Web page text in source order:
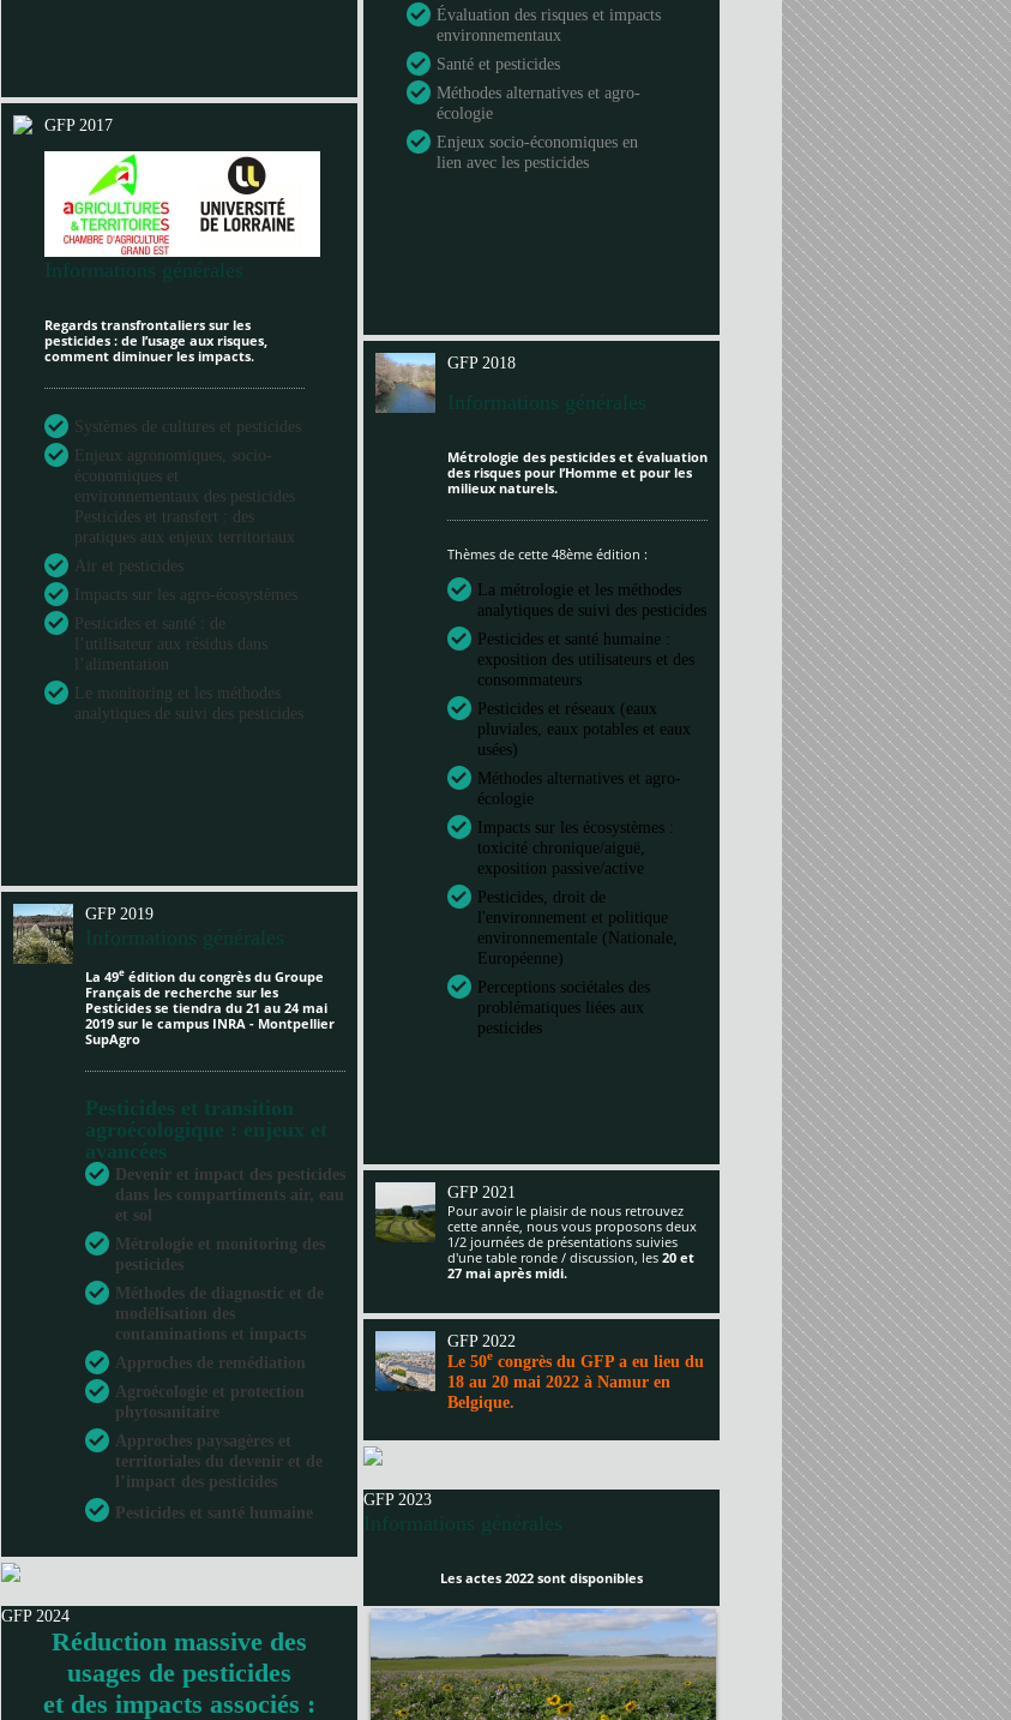
Évaluation des risques et impacts
environnementaux
Santé et pesticides
Méthodes alternatives et agro-
écologie
Enjeux socio-économiques en
lien avec les pesticides
GFP 2017
Informations générales
Regards transfrontaliers sur les
pesticides : de l’usage aux risques,
comment diminuer les impacts.
Systèmes de cultures et pesticides
Enjeux agronomiques, socio-
économiques et
environnementaux des pesticides
Pesticides et transfert : des
pratiques aux enjeux territoriaux
Air et pesticides
Impacts sur les agro-écosystèmes
Pesticides et santé : de
l’utilisateur aux résidus dans
l’alimentation
Le monitoring et les méthodes
analytiques de suivi des pesticides
GFP 2018
Informations générales
Métrologie des pesticides et évaluation
des risques pour l’Homme et pour les
milieux naturels.
Thèmes de cette 48ème édition :
La métrologie et les méthodes
analytiques de suivi des pesticides
Pesticides et santé humaine :
exposition des utilisateurs et des
consommateurs
Pesticides et réseaux (eaux
pluviales, eaux potables et eaux
usées)
Méthodes alternatives et agro-
écologie
Impacts sur les écosystèmes :
toxicité chronique/aiguë,
exposition passive/active
Pesticides, droit de
l'environnement et politique
environnementale (Nationale,
Européenne)
Perceptions sociétales des
problématiques liées aux
pesticides
GFP 2019
Informations générales
La 49e édition du congrès du Groupe
Français de recherche sur les
Pesticides se tiendra du 21 au 24 mai
2019 sur le campus INRA - Montpellier
SupAgro
Pesticides et transition
agroécologique : enjeux et
avancées
Devenir et impact des pesticides
dans les compartiments air, eau
et sol
Métrologie et monitoring des
pesticides
Méthodes de diagnostic et de
modélisation des
contaminations et impacts
Approches de remédiation
Agroécologie et protection
phytosanitaire
Approches paysagères et
territoriales du devenir et de
l’impact des pesticides
Pesticides et santé humaine
GFP 2021
Pour avoir le plaisir de nous retrouvez
cette année, nous vous proposons deux
1/2 journées de présentations suivies
d'une table ronde / discussion, les 20 et
27 mai après midi.
GFP 2022
Le 50e congrès du GFP a eu lieu du
18 au 20 mai 2022 à Namur en
Belgique.
GFP 2023
Informations générales
Les actes 2022 sont disponibles
GFP 2024
Réduction massive des
usages de pesticides
et des impacts associés :